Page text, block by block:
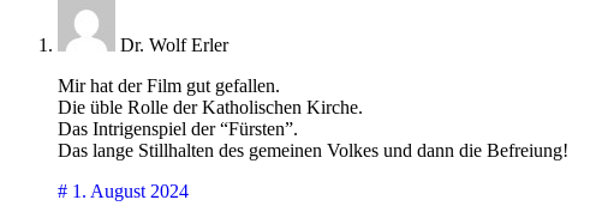
Dr. Wolf Erler
Mir hat der Film gut gefallen.
Die üble Rolle der Katholischen Kirche.
Das Intrigenspiel der “Fürsten”.
Das lange Stillhalten des gemeinen Volkes und dann die Befreiung!
# 1. August 2024